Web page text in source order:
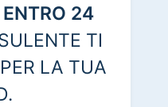
24
TI
LA TUA